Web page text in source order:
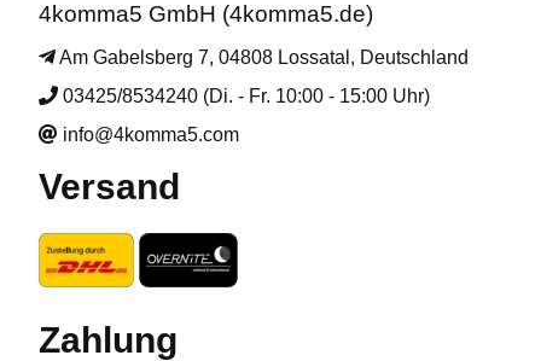
4komma5 GmbH (4komma5.de)
Am Gabelsberg 7, 04808 Lossatal, Deutschland
03425/8534240 (Di. - Fr. 10:00 - 15:00 Uhr)
info@4komma5.com
Versand
Zahlung